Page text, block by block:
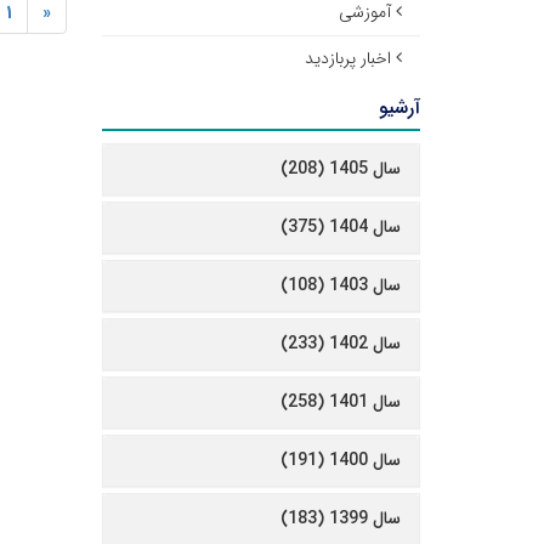
«
1
آموزشی
اخبار پربازدید
آرشیو
سال 1405 (208)
سال 1404 (375)
سال 1403 (108)
سال 1402 (233)
سال 1401 (258)
سال 1400 (191)
سال 1399 (183)